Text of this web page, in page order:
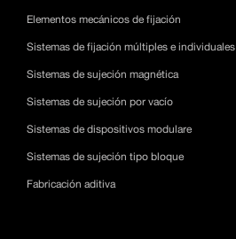
Elementos mecánicos de fijación
Sistemas de fijación múltiples e individuales
Sistemas de sujeción magnética
Sistemas de sujeción por vacío
Sistemas de dispositivos modulare
Sistemas de sujeción tipo bloque
Fabricación aditiva